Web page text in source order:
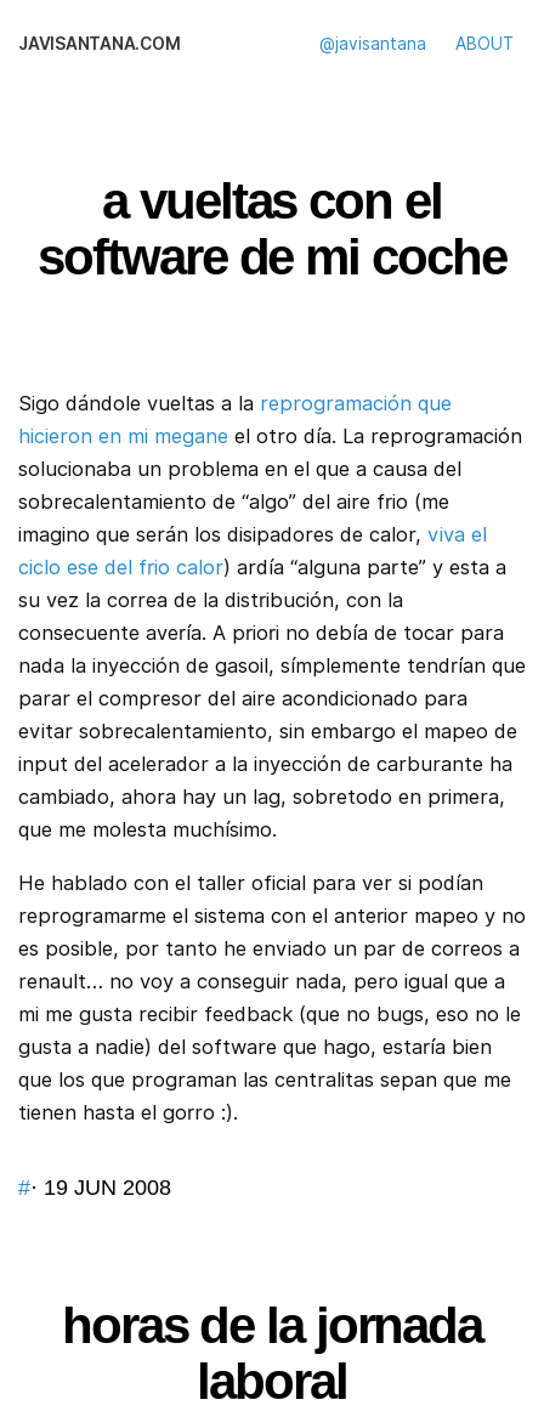
JAVISANTANA.COM @javisantana ABOUT
a vueltas con el
software de mi coche
Sigo dándole vueltas a la reprogramación que
hicieron en mi megane el otro día. La reprogramación
solucionaba un problema en el que a causa del
sobrecalentamiento de “algo” del aire frio (me
imagino que serán los disipadores de calor, viva el
ciclo ese del frio calor) ardía “alguna parte” y esta a
su vez la correa de la distribución, con la
consecuente avería. A priori no debía de tocar para
nada la inyección de gasoil, símplemente tendrían que
parar el compresor del aire acondicionado para
evitar sobrecalentamiento, sin embargo el mapeo de
input del acelerador a la inyección de carburante ha
cambiado, ahora hay un lag, sobretodo en primera,
que me molesta muchísimo.
He hablado con el taller oficial para ver si podían
reprogramarme el sistema con el anterior mapeo y no
es posible, por tanto he enviado un par de correos a
renault… no voy a conseguir nada, pero igual que a
mi me gusta recibir feedback (que no bugs, eso no le
gusta a nadie) del software que hago, estaría bien
que los que programan las centralitas sepan que me
tienen hasta el gorro :).
#· 19 JUN 2008
horas de la jornada
laboral